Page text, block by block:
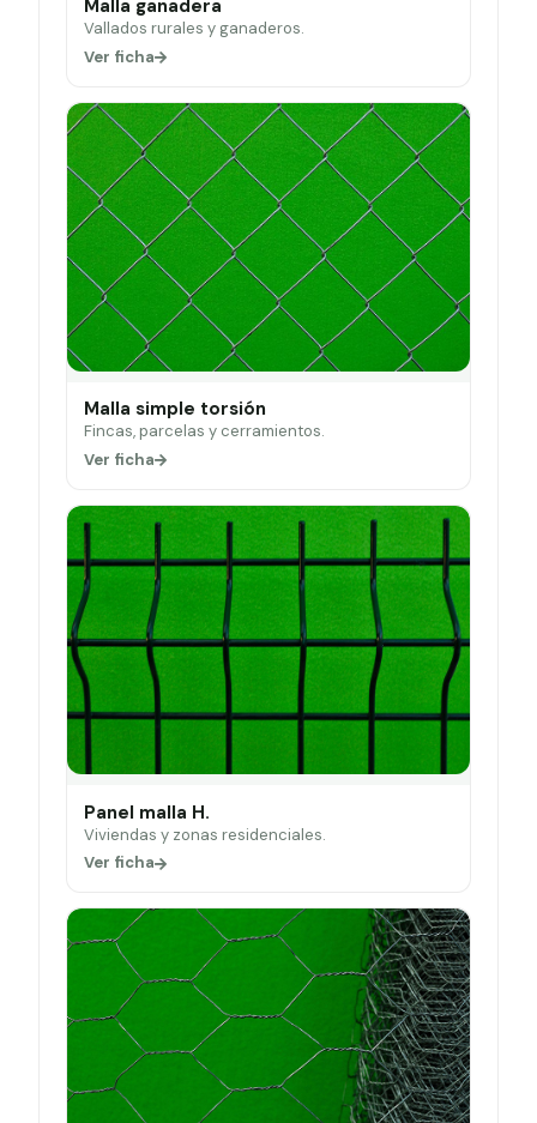
Malla ganadera
Vallados rurales y ganaderos.
Ver ficha
Malla simple torsión
Fincas, parcelas y cerramientos.
Ver ficha
Panel malla H.
Viviendas y zonas residenciales.
Ver ficha